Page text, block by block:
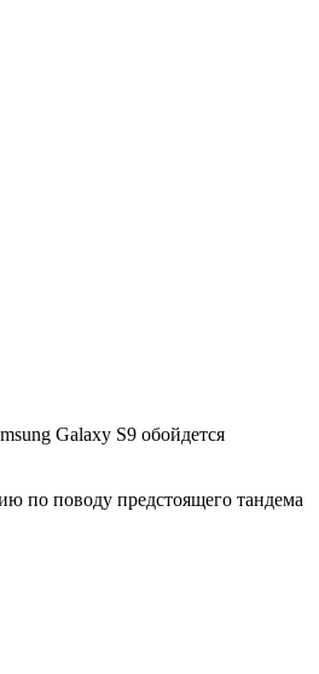
Galaxy S9 обойдется
по поводу предстоящего тандема